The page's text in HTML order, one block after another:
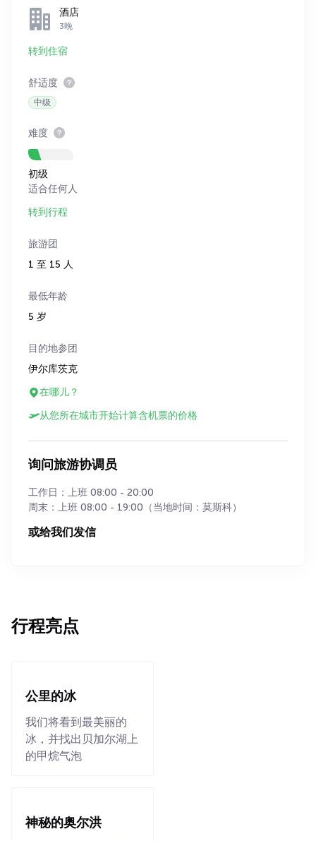
酒店
3晚
转到住宿
舒适度
中级
难度
初级
适合任何人
转到行程
旅游团
1 至 15 人
最低年龄
5 岁
目的地参团
伊尔库茨克
在哪儿？
从您所在城市开始计算含机票的价格
询问旅游协调员
工作日：上班 08:00 - 20:00
周末：上班 08:00 - 19:00（当地时间：莫斯科）
或给我们发信
行程亮点
公里的冰
我们将看到最美丽的
冰，并找出贝加尔湖上
的甲烷气泡
神秘的奥尔洪